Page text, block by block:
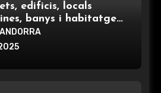
edificis, locals
banys i habitatges
a cada client.
personalitzada i amb